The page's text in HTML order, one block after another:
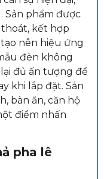
Sản phẩm được
kết hợp
nên hiệu ứng
đèn không
đủ ấn tượng để
khi lắp đặt. Sản
bàn ăn, căn hộ
điểm nhấn
pha lê